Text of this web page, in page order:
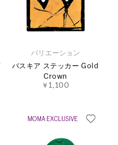
バリエーション
バスキア ステッカー Gold
Crown
￥1,100